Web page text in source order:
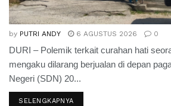
by PUTRI ANDY 6 AGUSTUS 2026 0
DURI – Polemik terkait curahan hati
mengaku dilarang berjualan di depan
Negeri (SDN) 20...
SELENGKAPNYA